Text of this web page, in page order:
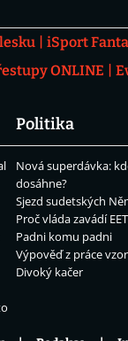
iSport
ONLINE
Politika
Nová superdávka:
dosáhne?
Sjezd sudetských
Proč vláda zavádí
Padni komu padni
Výpověď z práce vzor
Divoký kačer